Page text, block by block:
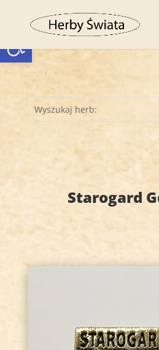
Otwórz pasek narzędzi
Starogard